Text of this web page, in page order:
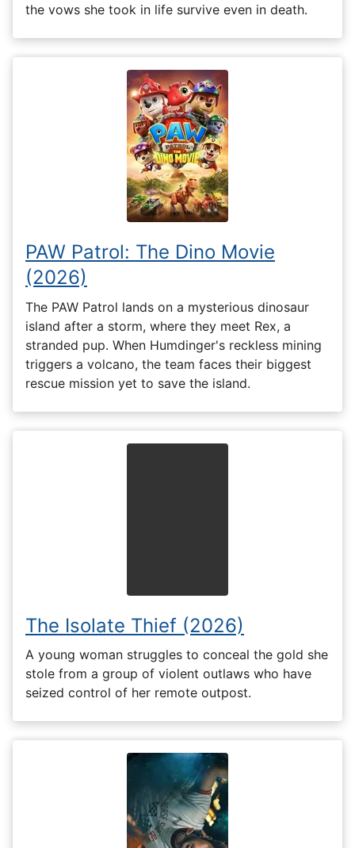
the vows she took in life survive even in death.
PAW Patrol: The Dino Movie
(2026)
The PAW Patrol lands on a mysterious dinosaur
island after a storm, where they meet Rex, a
stranded pup. When Humdinger's reckless mining
triggers a volcano, the team faces their biggest
rescue mission yet to save the island.
The Isolate Thief (2026)
A young woman struggles to conceal the gold she
stole from a group of violent outlaws who have
seized control of her remote outpost.